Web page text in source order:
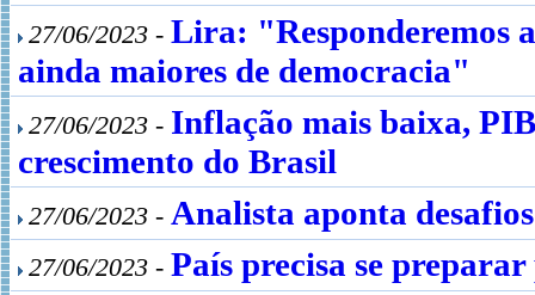
27/06/2023 - Lira: "Responderemos
ainda maiores de democracia"
27/06/2023 - Inflação mais baixa,
crescimento do Brasil
27/06/2023 - Analista aponta
27/06/2023 - País precisa se